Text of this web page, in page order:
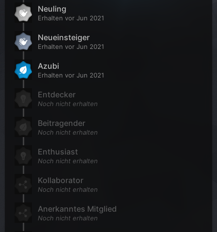
Neuling
Erhalten vor Jun 2021
Neueinsteiger
Erhalten vor Jun 2021
Azubi
Erhalten vor Jun 2021
Entdecker
Noch nicht erhalten
Beitragender
Noch nicht erhalten
Enthusiast
Noch nicht erhalten
Kollaborator
Noch nicht erhalten
Anerkanntes Mitglied
Noch nicht erhalten